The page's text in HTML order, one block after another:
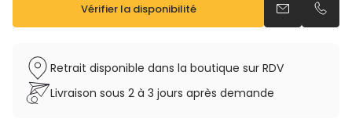
Vérifier la disponibilité Envoyer un
Retrait disponible dans la boutique sur RDV
Livraison sous 2 à 3 jours après demande